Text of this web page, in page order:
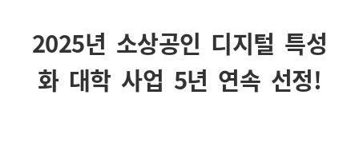
2025년 소상공인 디지털 특성
화 대학 사업 5년 연속 선정!